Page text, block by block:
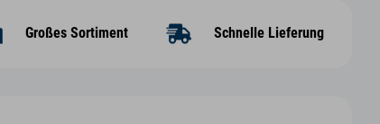
Großes Sortiment Schnelle Lieferung